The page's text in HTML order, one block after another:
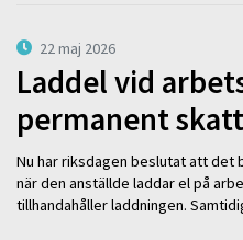
22 maj 2026
Laddel vid
permanent
Nu har riksdagen beslutat att det
när den anställde laddar el på
tillhandahåller laddningen.